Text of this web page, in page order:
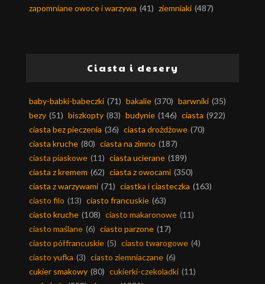
zapomniane owoce i warzywa (41) ziemniaki (487)
Ciasta i desery
baby-babki-babeczki (71) bakalie (370) barwniki (35)
bezy (51) biszkopty (83) budynie (146) ciasta (922)
ciasta bez pieczenia (36) ciasta drożdżowe (70)
ciasta kruche (80) ciasta na zimno (187)
ciasta piaskowe (11) ciasta ucierane (189)
ciasta z kremem (62) ciasta z owocami (350)
ciasta z warzywami (71) ciastka i ciasteczka (163)
ciasto filo (13) ciasto francuskie (63)
ciasto kruche (108) ciasto makaronowe (11)
ciasto maślane (6) ciasto parzone (17)
ciasto półfrancuskie (5) ciasto twarogowe (4)
ciasto yufka (3) ciasto ziemniaczane (6)
cukier smakowy (80) cukierki-czekoladki (11)